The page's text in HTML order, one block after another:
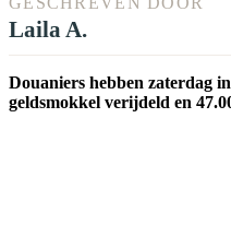
Laila A.
Douaniers hebben zaterdag
geldsmokkel verijdeld en